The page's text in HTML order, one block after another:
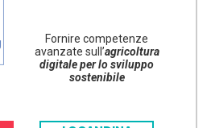
Fornire competenze
avanzate sull’agricoltura
digitale per lo sviluppo
sostenibile